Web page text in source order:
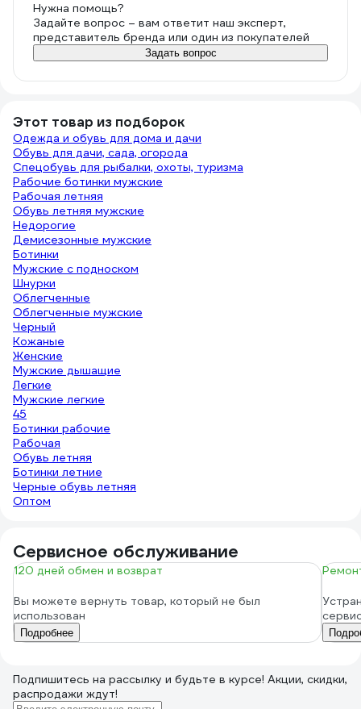
Нужна помощь?
Задайте вопрос – вам ответит наш эксперт,
представитель бренда или один из покупателей
Задать вопрос
Этот товар из подборок
Одежда и обувь для дома и дачи
Обувь для дачи, сада, огорода
Спецобувь для рыбалки, охоты, туризма
Рабочие ботинки мужские
Рабочая летняя
Обувь летняя мужские
Недорогие
Демисезонные мужские
Ботинки
Мужские с подноском
Шнурки
Облегченные
Облегченные мужские
Черный
Кожаные
Женские
Мужские дышащие
Легкие
Мужские легкие
45
Ботинки рабочие
Рабочая
Обувь летняя
Ботинки летние
Черные обувь летняя
Оптом
Сервисное обслуживание
120 дней обмен и возврат
Вы можете вернуть товар, который не был
использован
Подробнее
Подпишитесь на рассылку и будьте в курсе! Акции, скидки,
распродажи ждут!